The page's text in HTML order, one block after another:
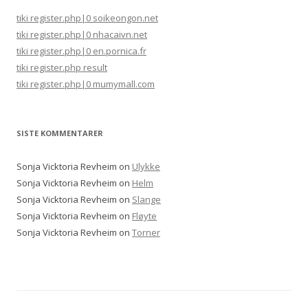
tiki register.php|0 soikeongon.net
tiki register.php|0 nhacaivn.net
tiki register.php|0 en.pornica.fr
tiki register.php result
tiki register.php|0 mumymall.com
SISTE KOMMENTARER
Sonja Vicktoria Revheim on Ulykke
Sonja Vicktoria Revheim on Helm
Sonja Vicktoria Revheim on Slange
Sonja Vicktoria Revheim on Fløyte
Sonja Vicktoria Revheim on Torner